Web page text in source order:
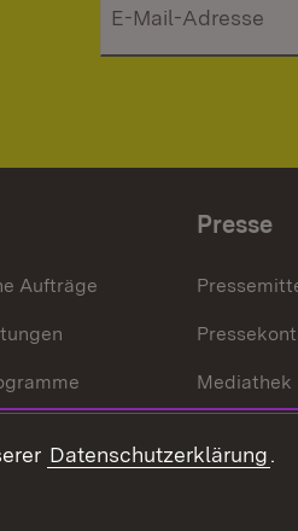
Aufträge
Presse
Mediathek
Datenschutzerklärung.